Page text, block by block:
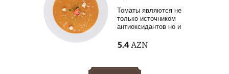
Томаты являются не
только источником
антиоксидантов но и
вкус и поднимают
настроение. Поднимите
наш томатный суп из
5.4 AZN